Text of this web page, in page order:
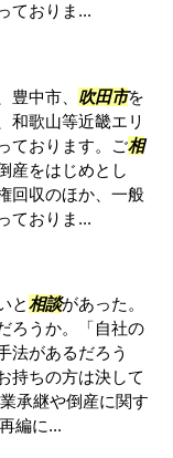
ておりま...
豊中市、 吹田市を
和歌山等近畿エリ
ております。ご相
産をはじめとし
回収のほか、一般
ておりま...
と相談があった。
ろうか。「自社の
法があるだろう
持ちの方は決して
承継や倒産に関す
編に...